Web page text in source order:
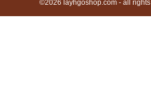
©2026 layhgoshop.com - all